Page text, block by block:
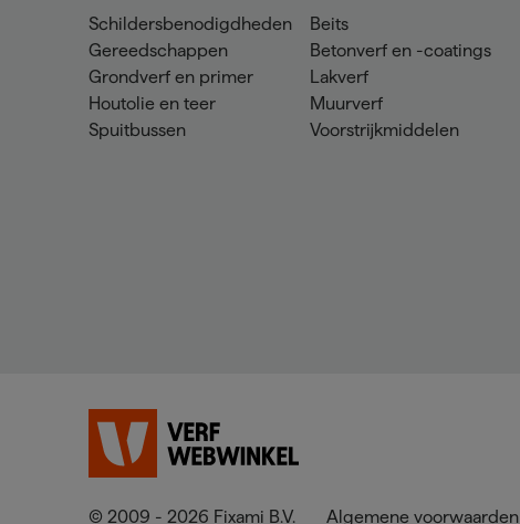
Schildersbenodigdheden
Gereedschappen
Grondverf en primer
Houtolie en teer
Spuitbussen
Beits
Betonverf en -coatings
Lakverf
Muurverf
Voorstrijkmiddelen
© 2009 - 2026 Fixami B.V. Algemene voorwaarden